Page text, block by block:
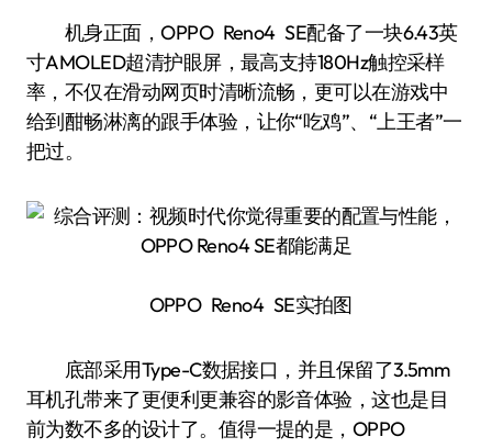
机身正面，OPPO Reno4 SE配备了一块6.43英
寸AMOLED超清护眼屏，最高支持180Hz触控采样
率，不仅在滑动网页时清晰流畅，更可以在游戏中
给到酣畅淋漓的跟手体验，让你“吃鸡”、“上王者”一
把过。
OPPO Reno4 SE实拍图
底部采用Type-C数据接口，并且保留了3.5mm
耳机孔带来了更便利更兼容的影音体验，这也是目
前为数不多的设计了。值得一提的是，OPPO